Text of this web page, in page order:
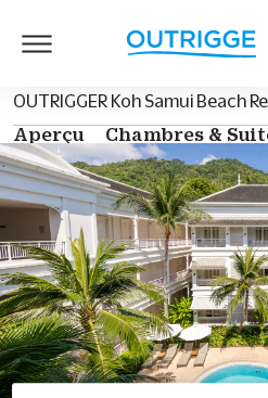
OUTRIGGER Koh Samui Beach
Aperçu
Chambres &